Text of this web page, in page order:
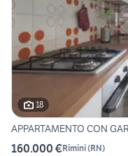
18
APPARTAMENTO CON
160.000 €Rimini(RN)